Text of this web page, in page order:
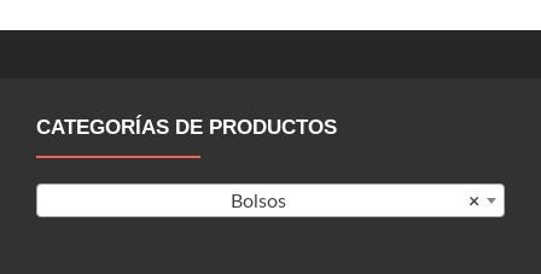
CATEGORÍAS DE PRODUCTOS
×
Bolsos